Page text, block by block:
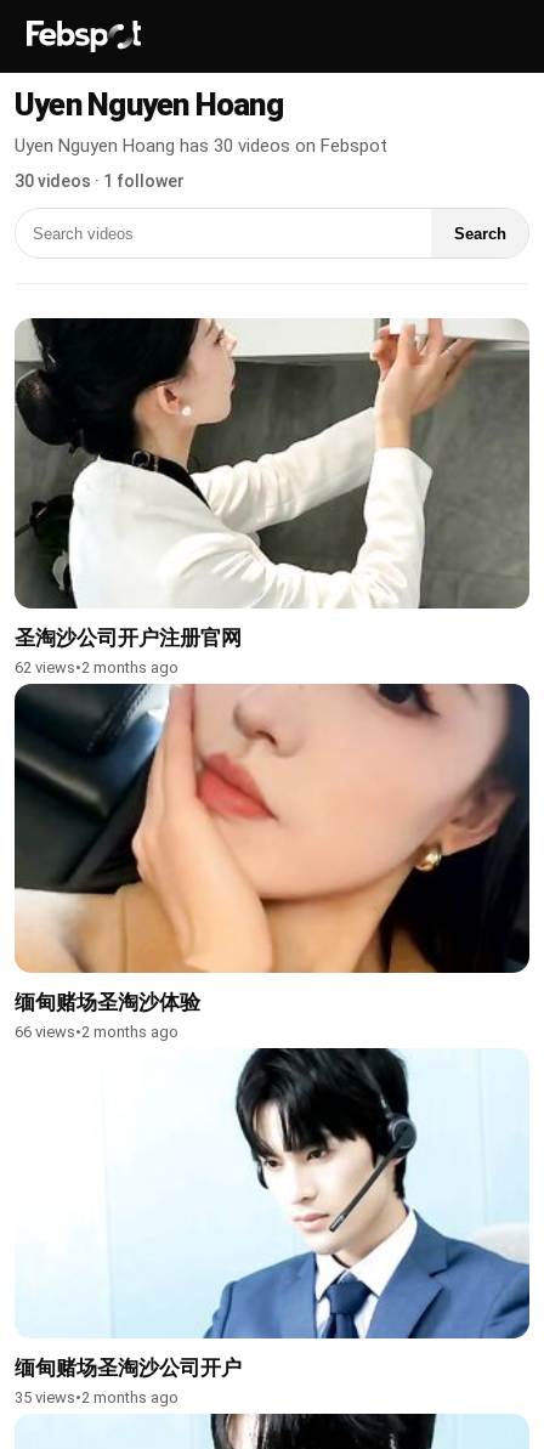
Uyen Nguyen Hoang
Uyen Nguyen Hoang has 30 videos on Febspot
30 videos · 1 follower
Search
圣淘沙公司开户注册官网
62 views•2 months ago
缅甸赌场圣淘沙体验
66 views•2 months ago
缅甸赌场圣淘沙公司开户
35 views•2 months ago